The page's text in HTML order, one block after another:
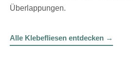
Überlappungen.
Alle Klebefliesen entdecken →